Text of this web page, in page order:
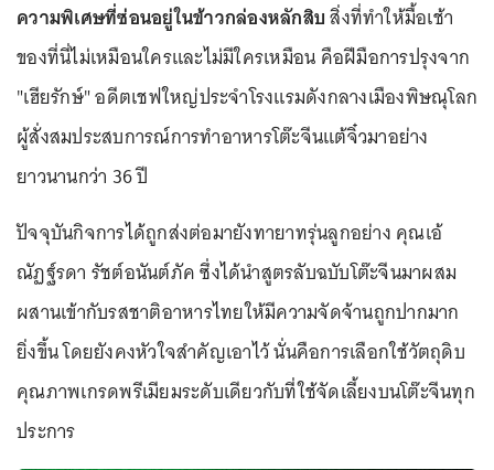
ความพิเศษที่ซ่อนอยู่ในข้าวกล่องหลักสิบสิ่งที่ทำให้มื้อเช้า
ของที่นี่ไม่เหมือนใครและไม่มีใครเหมือน คือฝีมือการปรุงจาก
"เฮียรักษ์" อดีตเชฟใหญ่ประจำโรงแรมดังกลางเมืองพิษณุโลก
ผู้สั่งสมประสบการณ์การทำอาหารโต๊ะจีนแต้จิ๋วมาอย่าง
ยาวนานกว่า 36 ปี
ปัจจุบันกิจการได้ถูกส่งต่อมายังทายาทรุ่นลูกอย่าง คุณเอ้
ณัฏฐ์รดา รัชต์อนันต์ภัค ซึ่งได้นำสูตรลับฉบับโต๊ะจีนมาผสม
ผสานเข้ากับรสชาติอาหารไทยให้มีความจัดจ้านถูกปากมาก
ยิ่งขึ้น โดยยังคงหัวใจสำคัญเอาไว้ นั่นคือการเลือกใช้วัตถุดิบ
คุณภาพเกรดพรีเมียมระดับเดียวกับที่ใช้จัดเลี้ยงบนโต๊ะจีนทุก
ประการ